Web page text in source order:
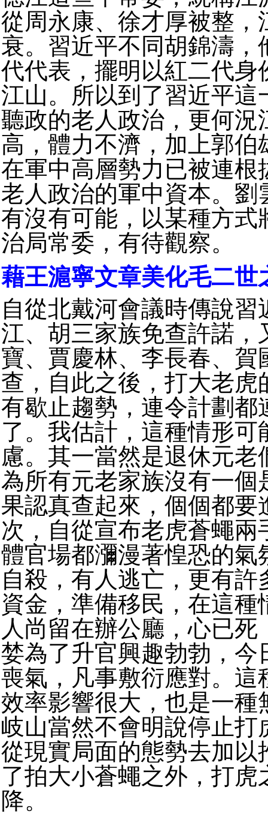
從周永康、徐才厚被整，
衰。習近平不同胡錦濤，
代代表，擺明以紅二代身
江山。所以到了習近平這
聽政的老人政治，更何況
高，體力不濟，加上郭伯
在軍中高層勢力已被連根
老人政治的軍中資本。劉
有沒有可能，以某種方式
治局常委，有待觀察。
藉王滬寧文章美化毛二世
自從北戴河會議時傳說習
江、胡三家族免查許諾，
寶、賈慶林、李長春、賀
查，自此之後，打大老虎
有歇止趨勢，連令計劃都
了。我估計，這種情形可
慮。其一當然是退休元老
為所有元老家族沒有一個
果認真查起來，個個都要
次，自從宣布老虎蒼蠅兩
體官場都瀰漫著惶恐的氣
自殺，有人逃亡，更有許
資金，準備移民，在這種
人尚留在辦公廳，心已死
婪為了升官興趣勃勃，今
喪氣，凡事敷衍應對。這
效率影響很大，也是一種
岐山當然不會明說停止打
從現實局面的態勢去加以
了拍大小蒼蠅之外，打虎
降。